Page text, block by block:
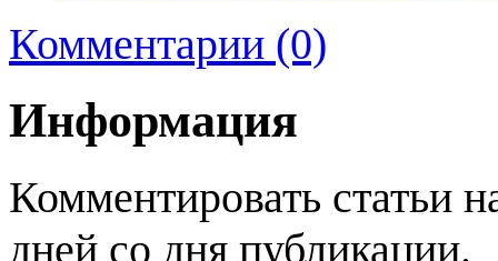
Комментарии (0)
Информация
Комментировать статьи
дней со дня публикации.